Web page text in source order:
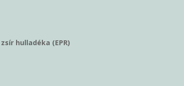
hulladéka (EPR)